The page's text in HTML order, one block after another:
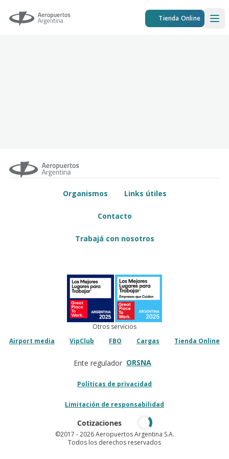
Aeropuertos Argentina Tienda Online
Organismos Links útiles
Contacto
Trabajá con nosotros
Otros servicios
Airport media
VipClub FBO Cargas Tienda Online
Ente regulador ORSNA
Políticas de privacidad
Limitación de responsabilidad
Cotizaciones
©2017 - 2026 Aeropuertos Argentina S.A.
Todos los derechos reservados